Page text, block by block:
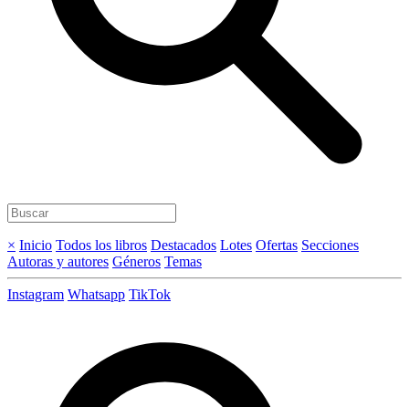
× Inicio Todos los libros Destacados Lotes Ofertas Secciones
Autoras y autores Géneros Temas
Instagram Whatsapp TikTok